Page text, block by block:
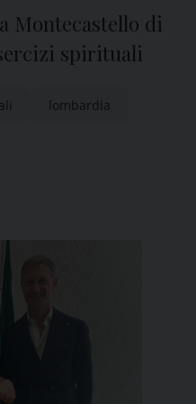
Montecastello di
spirituali
lombardia